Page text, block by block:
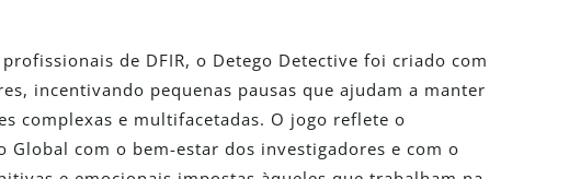
de DFIR, o Detego Detective foi criado com
incentivando pequenas pausas que ajudam a manter
complexas e multifacetadas. O jogo reflete o
Global com o bem-estar dos investigadores e com o